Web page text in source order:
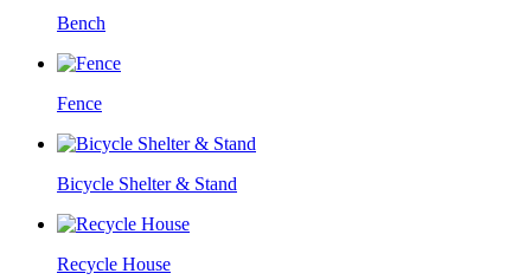
Bench
Fence
Bicycle Shelter & Stand
Recycle House